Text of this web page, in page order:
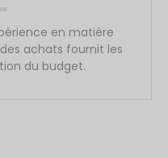
en matière
achats fournit les
du budget.